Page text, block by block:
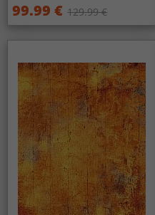
99.99 € 129.99 €